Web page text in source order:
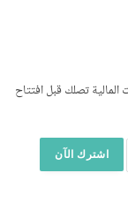
تصلك قبل افتتاح
اشترك الآن